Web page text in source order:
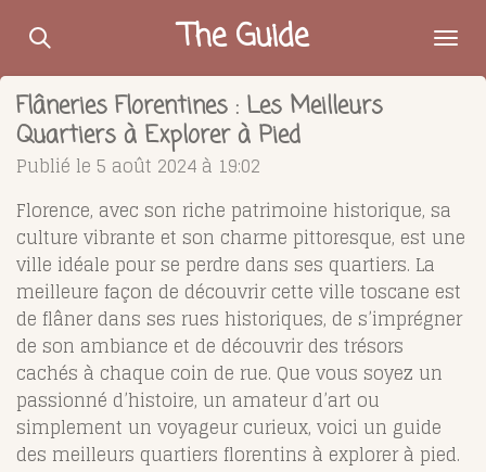
Passer
contenu
principal
The Guide
Flâneries Florentines : Les Meilleurs
Quartiers à Explorer à Pied
Publié le 5 août 2024 à 19:02
Florence, avec son riche patrimoine historique, sa
culture vibrante et son charme pittoresque, est une
ville idéale pour se perdre dans ses quartiers. La
meilleure façon de découvrir cette ville toscane est
de flâner dans ses rues historiques, de s’imprégner
de son ambiance et de découvrir des trésors
cachés à chaque coin de rue. Que vous soyez un
passionné d’histoire, un amateur d’art ou
simplement un voyageur curieux, voici un guide
des meilleurs quartiers florentins à explorer à pied.